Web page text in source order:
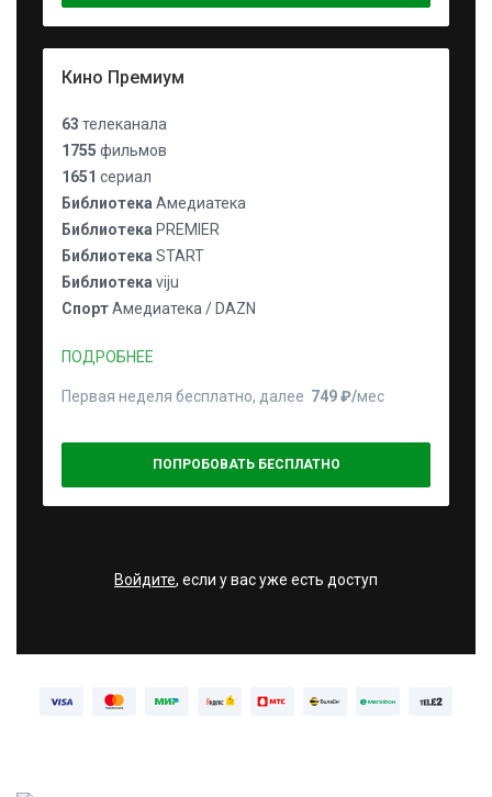
Кино Премиум
63 телеканала
1755 фильмов
1651 сериал
Библиотека Амедиатека
Библиотека PREMIER
Библиотека START
Библиотека viju
СпортАмедиатека / DAZN
ПОДРОБНЕЕ
Первая неделя бесплатно, далее 749 ₽⁠/⁠мес
ПОПРОБОВАТЬ БЕСПЛАТНО
Войдите, если у вас уже есть доступ